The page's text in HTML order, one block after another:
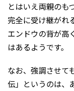
とはいえ両親のも
完全に受け継がれ
エンドウの背が高
はあるようです。
なお、強調させて
伝」というのは、